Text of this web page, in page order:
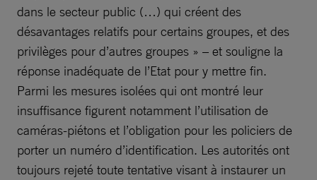
dans le secteur public (…) qui créent des
désavantages relatifs pour certains groupes, et des
privilèges pour d’autres groupes » – et souligne la
réponse inadéquate de l’Etat pour y mettre fin.
Parmi les mesures isolées qui ont montré leur
insuffisance figurent notamment l’utilisation de
caméras-piétons et l’obligation pour les policiers de
porter un numéro d’identification. Les autorités ont
toujours rejeté toute tentative visant à instaurer un